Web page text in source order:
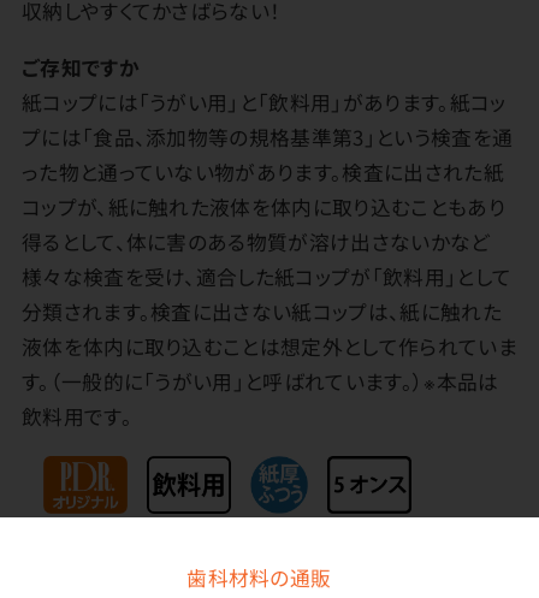
歯科材料の通販
収納しやすくてかさばらない！
ご存知ですか
紙コップには「うがい用」と「飲料用」があります。紙コッ
プには「食品、添加物等の規格基準第3」という検査を通
った物と通っていない物があります。検査に出された紙
コップが、紙に触れた液体を体内に取り込むこともあり
得るとして、体に害のある物質が溶け出さないかなど
様々な検査を受け、適合した紙コップが「飲料用」として
分類されます。検査に出さない紙コップは、紙に触れた
液体を体内に取り込むことは想定外として作られていま
す。（一般的に「うがい用」と呼ばれています。）※本品は
飲料用です。